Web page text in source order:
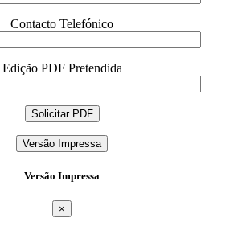
Contacto Telefónico
Edição PDF Pretendida
Versão Impressa
Versão Impressa
×